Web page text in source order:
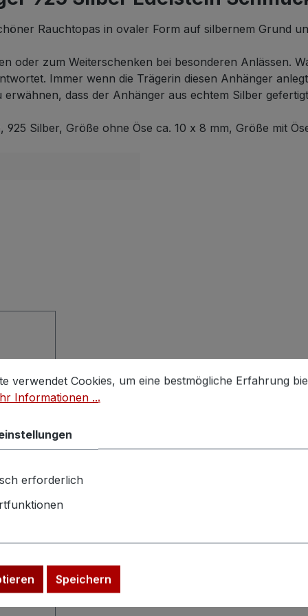
Rauchtopas in ovaler Form auf silbernem Grund
oder zum Weiterschenken bei besonderen Anlässen.
Immer wenn die Trägerin diesen Anhänger
dass der Anhänger aus echtem Silber
Silber, Größe ohne Öse ca. 10 x 8 mm, Größe mit
aus
und
Cookies, um eine bestmögliche Erfahrung
verwendet Cookies, um eine bestmögliche Erfahrung
Informationen ...
erforderlich
Speichern